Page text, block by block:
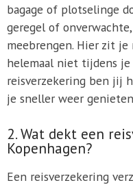
bagage of plotselinge
geregel of
meebrengen. Hier zit
helemaal niet tijdens
reisverzekering ben jij
je sneller weer
2. Wat dekt een
Kopenhagen?
Een reisverzekering